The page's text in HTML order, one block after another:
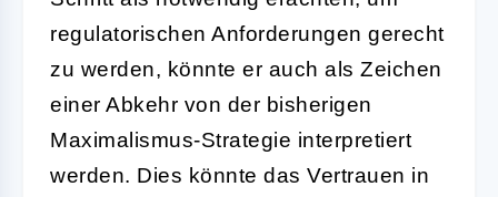
regulatorischen Anforderungen gerecht
zu werden, könnte er auch als Zeichen
einer Abkehr von der bisherigen
Maximalismus-Strategie interpretiert
werden. Dies könnte das Vertrauen in